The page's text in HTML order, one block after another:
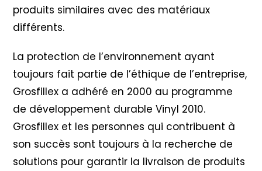
produits similaires avec des matériaux
différents.
La protection de l’environnement ayant
toujours fait partie de l’éthique de l’entreprise,
Grosfillex a adhéré en 2000 au programme
de développement durable Vinyl 2010.
Grosfillex et les personnes qui contribuent à
son succès sont toujours à la recherche de
solutions pour garantir la livraison de produits